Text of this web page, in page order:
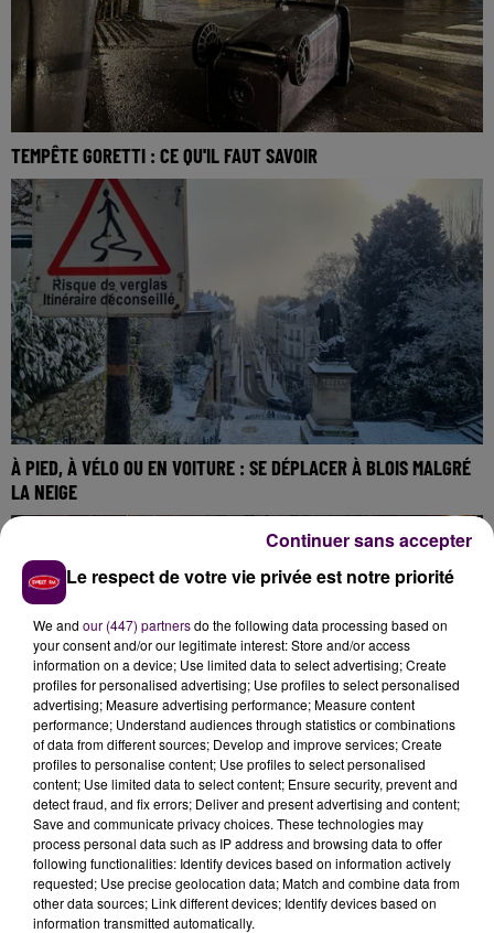
TEMPÊTE GORETTI : CE QU'IL FAUT SAVOIR
À PIED, À VÉLO OU EN VOITURE : SE DÉPLACER À BLOIS MALGRÉ
LA NEIGE
LA NEIGE ET LE VERGLAS PERTURBENT LE TRAFIC EN LOIR-ET-
CHER
Le respect de votre vie privée est notre priorité
We and our (447) partnersdo the following data processing based on
your consent and/or our legitimate interest: Store and/or access
information on a device; Use limited data to select advertising; Create
profiles for personalised advertising; Use profiles to select personalised
advertising; Measure advertising performance; Measure content
performance; Understand audiences through statistics or combinations
of data from different sources; Develop and improve services; Create
profiles to personalise content; Use profiles to select personalised
content; Use limited data to select content; Ensure security, prevent and
detect fraud, and fix errors; Deliver and present advertising and content;
Save and communicate privacy choices. These technologies may
process personal data such as IP address and browsing data to offer
following functionalities: Identify devices based on information actively
requested; Use precise geolocation data; Match and combine data from
other data sources; Link different devices; Identify devices based on
information transmitted automatically.
Continuer sans accepter